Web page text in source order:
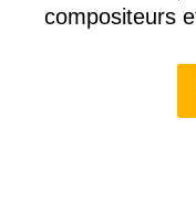
compositeurs